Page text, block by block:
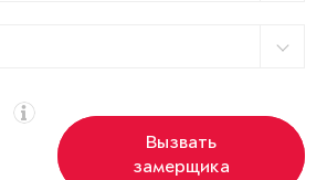
Вызвать
замерщика